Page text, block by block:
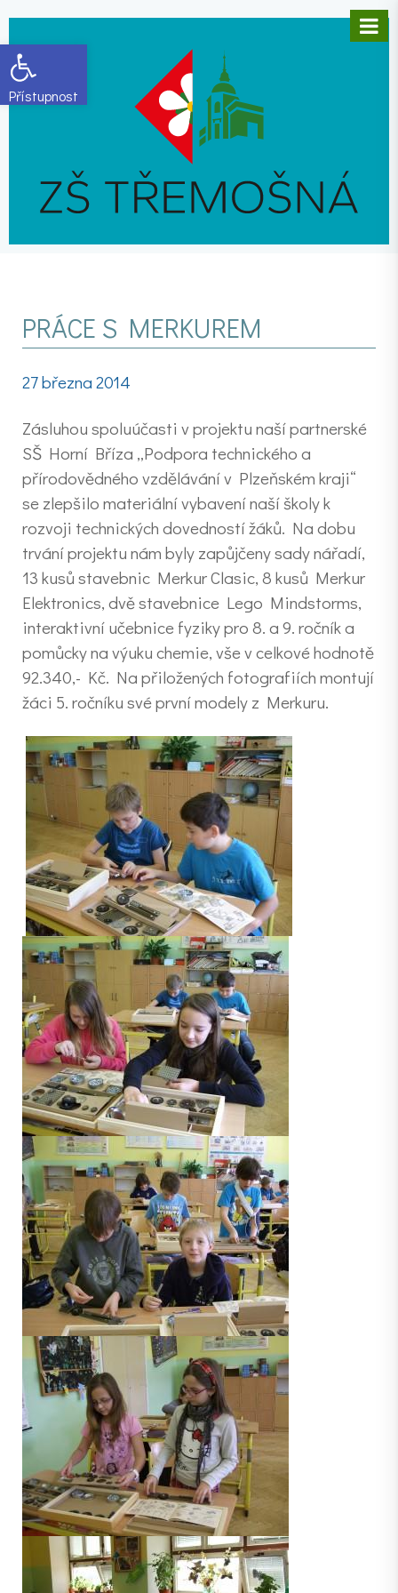
Open toolbar
PRÁCE S MERKUREM
27 března 2014
Zásluhou spoluúčasti v projektu naší partnerské
SŠ Horní Bříza „Podpora technického a
přírodovědného vzdělávání v Plzeňském kraji“
se zlepšilo materiální vybavení naší školy k
rozvoji technických dovedností žáků. Na dobu
trvání projektu nám byly zapůjčeny sady nářadí,
13 kusů stavebnic Merkur Clasic, 8 kusů Merkur
Elektronics, dvě stavebnice Lego Mindstorms,
interaktivní učebnice fyziky pro 8. a 9. ročník a
pomůcky na výuku chemie, vše v celkové hodnotě
92.340,- Kč. Na přiložených fotografiích montují
žáci 5. ročníku své první modely z Merkuru.